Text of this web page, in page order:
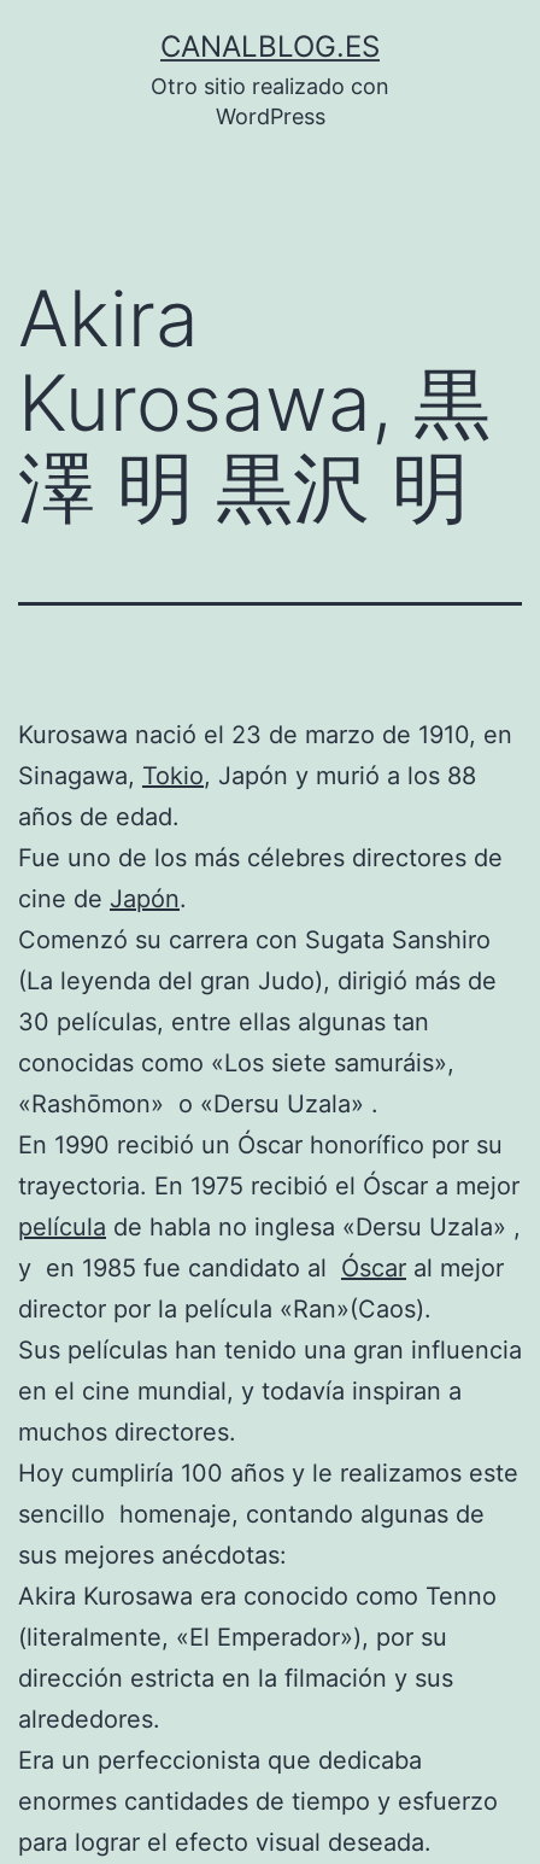
CANALBLOG.ES
Otro sitio realizado con
WordPress
Akira
Kurosawa, 黒
澤 明 黒沢 明
Kurosawa nació el 23 de marzo de 1910, en
Sinagawa, Tokio, Japón y murió a los 88
años de edad.
Fue uno de los más célebres directores de
cine de Japón.
Comenzó su carrera con Sugata Sanshiro
(La leyenda del gran Judo), dirigió más de
30 películas, entre ellas algunas tan
conocidas como «Los siete samuráis»,
«Rashōmon» o «Dersu Uzala» .
En 1990 recibió un Óscar honorífico por su
trayectoria. En 1975 recibió el Óscar a mejor
película de habla no inglesa «Dersu Uzala» ,
y en 1985 fue candidato al Óscar al mejor
director por la película «Ran»(Caos).
Sus películas han tenido una gran influencia
en el cine mundial, y todavía inspiran a
muchos directores.
Hoy cumpliría 100 años y le realizamos este
sencillo homenaje, contando algunas de
sus mejores anécdotas:
Akira Kurosawa era conocido como Tenno
(literalmente, «El Emperador»), por su
dirección estricta en la filmación y sus
alrededores.
Era un perfeccionista que dedicaba
enormes cantidades de tiempo y esfuerzo
para lograr el efecto visual deseada.